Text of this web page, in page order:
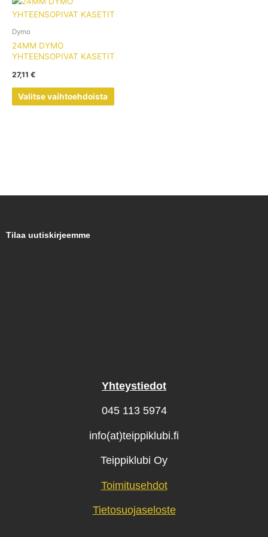
Dymo
24MM DYMO
YHTEENSOPIVAT KASETIT
27,11 €
Valitse vaihtoehdoista
tuotteella
muunnelma.
tuotteen
Tilaa uutiskirjeemme
Yhteystiedot
045 113 5974
info(at)teippiklubi.fi
Teippiklubi Oy
Toimitusehdot
Tietosuojaseloste